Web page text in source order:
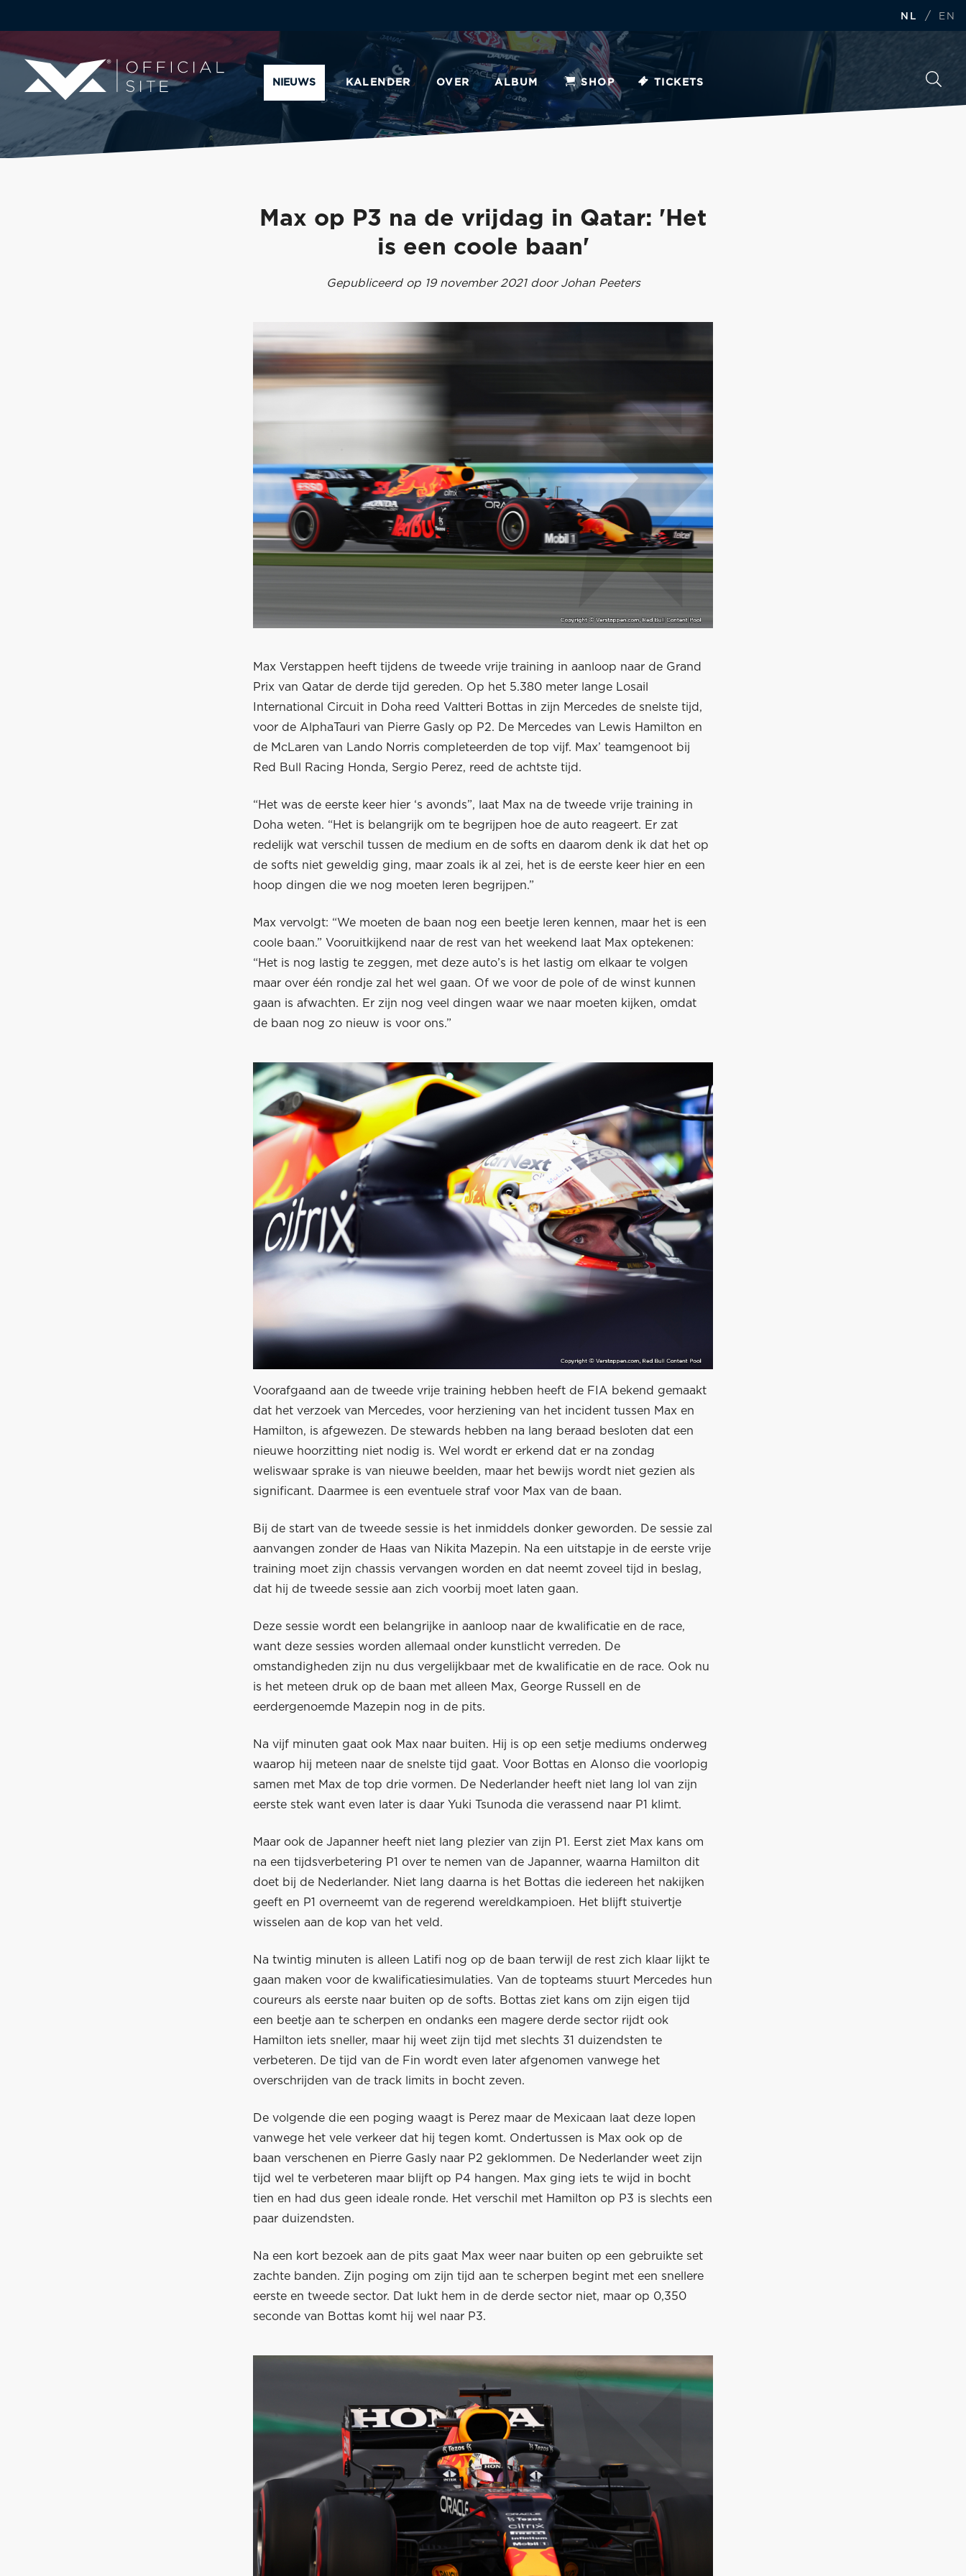
NL / EN
NIEUWS KALENDER OVER ALBUM SHOP TICKETS
Max op P3 na de vrijdag in Qatar: 'Het
is een coole baan'
Gepubliceerd op 19 november 2021 door Johan Peeters
Max Verstappen heeft tijdens de tweede vrije training in aanloop naar de Grand
Prix van Qatar de derde tijd gereden. Op het 5.380 meter lange Losail
International Circuit in Doha reed Valtteri Bottas in zijn Mercedes de snelste tijd,
voor de AlphaTauri van Pierre Gasly op P2. De Mercedes van Lewis Hamilton en
de McLaren van Lando Norris completeerden de top vijf. Max’ teamgenoot bij
Red Bull Racing Honda, Sergio Perez, reed de achtste tijd.
“Het was de eerste keer hier ‘s avonds”, laat Max na de tweede vrije training in
Doha weten. “Het is belangrijk om te begrijpen hoe de auto reageert. Er zat
redelijk wat verschil tussen de medium en de softs en daarom denk ik dat het op
de softs niet geweldig ging, maar zoals ik al zei, het is de eerste keer hier en een
hoop dingen die we nog moeten leren begrijpen.”
Max vervolgt: “We moeten de baan nog een beetje leren kennen, maar het is een
coole baan.” Vooruitkijkend naar de rest van het weekend laat Max optekenen:
“Het is nog lastig te zeggen, met deze auto’s is het lastig om elkaar te volgen
maar over één rondje zal het wel gaan. Of we voor de pole of de winst kunnen
gaan is afwachten. Er zijn nog veel dingen waar we naar moeten kijken, omdat
de baan nog zo nieuw is voor ons.”
Voorafgaand aan de tweede vrije training hebben heeft de FIA bekend gemaakt
dat het verzoek van Mercedes, voor herziening van het incident tussen Max en
Hamilton, is afgewezen. De stewards hebben na lang beraad besloten dat een
nieuwe hoorzitting niet nodig is. Wel wordt er erkend dat er na zondag
weliswaar sprake is van nieuwe beelden, maar het bewijs wordt niet gezien als
significant. Daarmee is een eventuele straf voor Max van de baan.
Bij de start van de tweede sessie is het inmiddels donker geworden. De sessie zal
aanvangen zonder de Haas van Nikita Mazepin. Na een uitstapje in de eerste vrije
training moet zijn chassis vervangen worden en dat neemt zoveel tijd in beslag,
dat hij de tweede sessie aan zich voorbij moet laten gaan.
Deze sessie wordt een belangrijke in aanloop naar de kwalificatie en de race,
want deze sessies worden allemaal onder kunstlicht verreden. De
omstandigheden zijn nu dus vergelijkbaar met de kwalificatie en de race. Ook nu
is het meteen druk op de baan met alleen Max, George Russell en de
eerdergenoemde Mazepin nog in de pits.
Na vijf minuten gaat ook Max naar buiten. Hij is op een setje mediums onderweg
waarop hij meteen naar de snelste tijd gaat. Voor Bottas en Alonso die voorlopig
samen met Max de top drie vormen. De Nederlander heeft niet lang lol van zijn
eerste stek want even later is daar Yuki Tsunoda die verassend naar P1 klimt.
Maar ook de Japanner heeft niet lang plezier van zijn P1. Eerst ziet Max kans om
na een tijdsverbetering P1 over te nemen van de Japanner, waarna Hamilton dit
doet bij de Nederlander. Niet lang daarna is het Bottas die iedereen het nakijken
geeft en P1 overneemt van de regerend wereldkampioen. Het blijft stuivertje
wisselen aan de kop van het veld.
Na twintig minuten is alleen Latifi nog op de baan terwijl de rest zich klaar lijkt te
gaan maken voor de kwalificatiesimulaties. Van de topteams stuurt Mercedes hun
coureurs als eerste naar buiten op de softs. Bottas ziet kans om zijn eigen tijd
een beetje aan te scherpen en ondanks een magere derde sector rijdt ook
Hamilton iets sneller, maar hij weet zijn tijd met slechts 31 duizendsten te
verbeteren. De tijd van de Fin wordt even later afgenomen vanwege het
overschrijden van de track limits in bocht zeven.
De volgende die een poging waagt is Perez maar de Mexicaan laat deze lopen
vanwege het vele verkeer dat hij tegen komt. Ondertussen is Max ook op de
baan verschenen en Pierre Gasly naar P2 geklommen. De Nederlander weet zijn
tijd wel te verbeteren maar blijft op P4 hangen. Max ging iets te wijd in bocht
tien en had dus geen ideale ronde. Het verschil met Hamilton op P3 is slechts een
paar duizendsten.
Na een kort bezoek aan de pits gaat Max weer naar buiten op een gebruikte set
zachte banden. Zijn poging om zijn tijd aan te scherpen begint met een snellere
eerste en tweede sector. Dat lukt hem in de derde sector niet, maar op 0,350
seconde van Bottas komt hij wel naar P3.